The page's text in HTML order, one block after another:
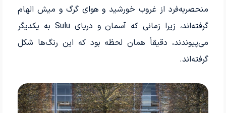
منحصربه‌فرد از غروب خورشید و هوای گرگ و میش الهام
گرفته‌اند، زیرا زمانی که آسمان و دریای Sulu به یکدیگر
می‌پیوندند، دقیقاً همان لحظه بود که این رنگ‌ها شکل
گرفته‌اند.